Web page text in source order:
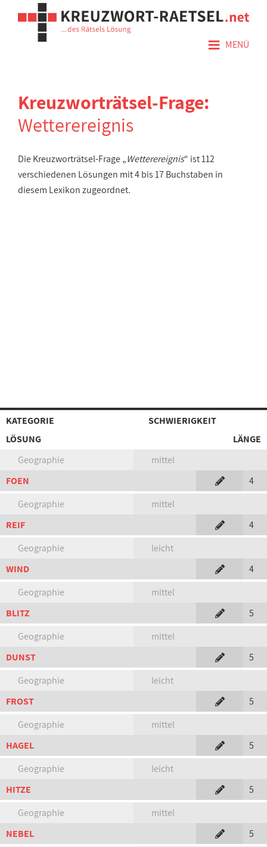
≡ MENÜ
Kreuzworträtsel-Frage:
Wetterereignis
Die Kreuzworträtsel-Frage „Wetterereignis“ ist 112
verschiedenen Lösungen mit 4 bis 17 Buchstaben in
diesem Lexikon zugeordnet.
KATEGORIE
SCHWIERIGKEIT
LÖSUNG
LÄNGE
Geographie
mittel
FOEN
4
Geographie
mittel
REIF
4
Geographie
leicht
WIND
4
Geographie
mittel
BLITZ
5
Geographie
mittel
DUNST
5
Geographie
leicht
FROST
5
Geographie
mittel
HAGEL
5
Geographie
leicht
HITZE
5
Geographie
mittel
NEBEL
5